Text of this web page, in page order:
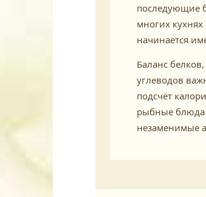
последующие
многих
начинается
Баланс
углеводов
подсчёт
рыбные блюда
незаменимые